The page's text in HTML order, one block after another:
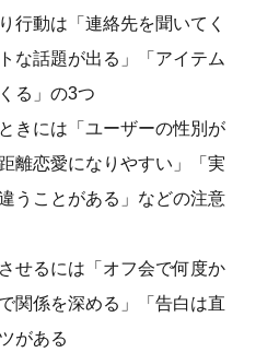
行動は「連絡先を聞いてく
な話題が出る」「アイテム
る」の3つ
きには「ユーザーの性別が
離恋愛になりやすい」「実
うことがある」などの注意
せるには「オフ会で何度か
関係を深める」「告白は直
がある